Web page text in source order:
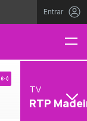
Entrar
TV
RTP